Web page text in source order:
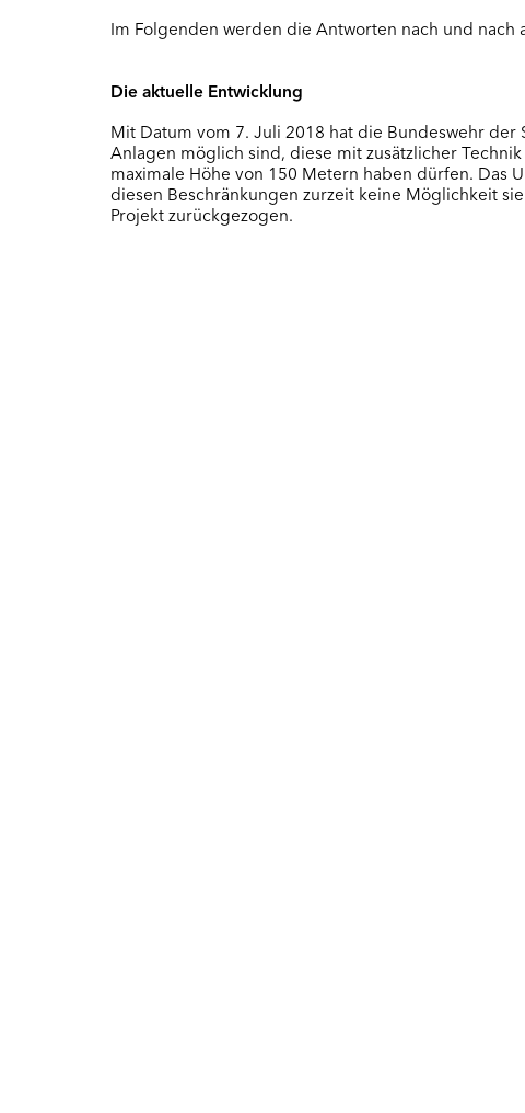
Im Folgenden werden die Antworten nach und nach
Die aktuelle Entwicklung
Mit Datum vom 7. Juli 2018 hat die Bundeswehr
Anlagen möglich sind, diese mit zusätzlicher
maximale Höhe von 150 Metern haben dürfen. Das
diesen Beschränkungen zurzeit keine Möglichkeit
Projekt zurückgezogen.